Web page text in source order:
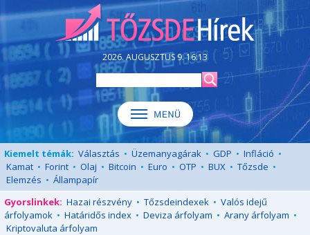
2026. AUGUSZTUS 9. 16:13
Kiemelt témák: Választás • Üzemanyagárak • GDP • Infláció •
Kamat • Forint • Olaj • Bitcoin • Euro • OTP • BUX • Tőzsde •
Elemzés • Állampapír
Gyorslinkek: Hazai részvény • Tőzsdeindexek • Valós idejű
árfolyamok • Határidős index • Deviza árfolyam • Arany árfolyam •
Kriptovaluta árfolyam